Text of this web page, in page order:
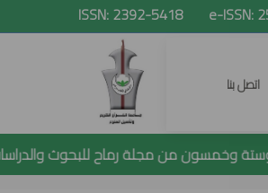
اتصل بنا
وخمسون من مجلة رماح للبحوث والدراسات